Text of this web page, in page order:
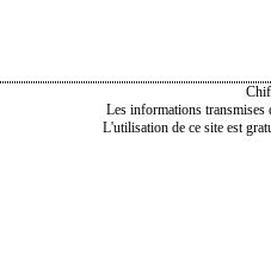
Les informations transmises
L'utilisation de ce site est